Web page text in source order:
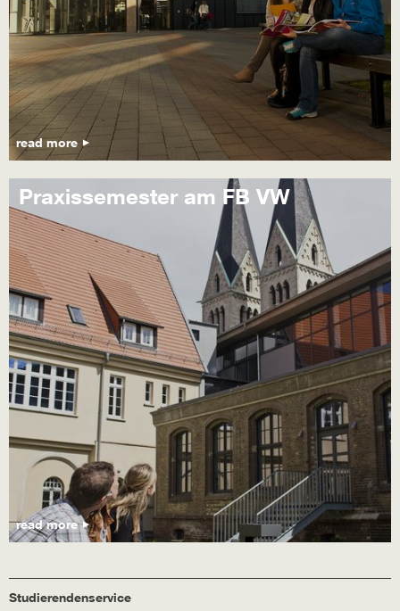
read more
Praxissemester am FB VW
read more
Studierendenservice